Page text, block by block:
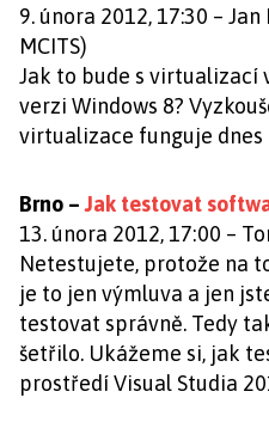
9. února 2012, 17:30 – Jan
MCITS)
Jak to bude s virtualizací
verzi Windows 8?
virtualizace funguje dnes
Brno –Jak testovat
13. února 2012, 17:00 –
Netestujete, protože na
je to jen výmluva a jen
testovat správně. Tedy
šetřilo. Ukážeme si, jak
prostředí Visual Studia